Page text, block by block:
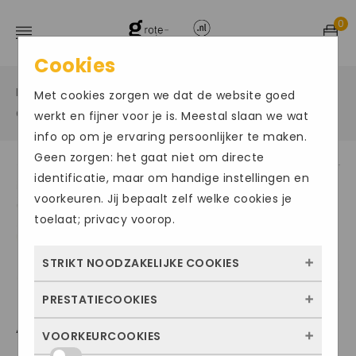
0
Home / Grote maten sportschoenen /
Grote maat zaalschoenen /
Size Chart
ADIDAS SPEZIAL PRO
Cookies
Met cookies zorgen we dat de website goed
werkt en fijner voor je is. Meestal slaan we wat
info op om je ervaring persoonlijker te maken.
Geen zorgen: het gaat niet om directe
identificatie, maar om handige instellingen en
voorkeuren. Jij bepaalt zelf welke cookies je
toelaat; privacy voorop.
STRIKT NOODZAKELIJKE COOKIES
Deze cookies zorgen ervoor dat de website
kunnen niet worden uitgezet. Meestal
PRESTATIECOOKIES
Met deze cookies zien we hoe vaak onze
VOORKEURCOOKIES